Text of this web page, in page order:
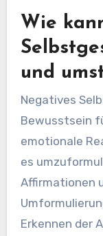
Wie
und
Negatives
Bewusstsein
emotionale
es
Affirmationen
Erkennen der